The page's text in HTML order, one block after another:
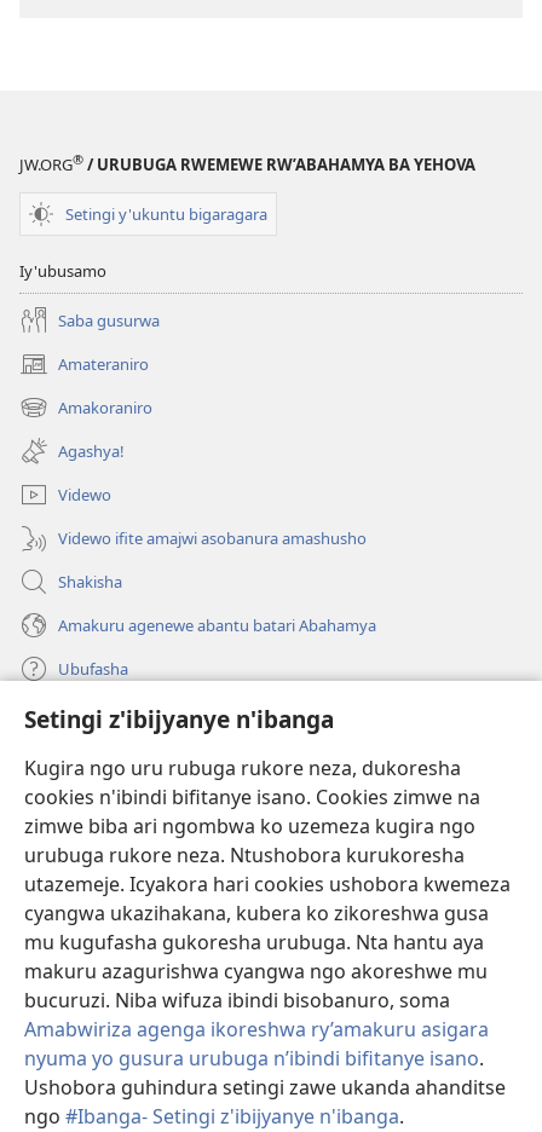
Setingi z'ibijyanye n'ibanga
Kugira ngo uru rubuga rukore neza, dukoresha
cookies n'ibindi bifitanye isano. Cookies zimwe na
zimwe biba ari ngombwa ko uzemeza kugira ngo
urubuga rukore neza. Ntushobora kurukoresha
utazemeje. Icyakora hari cookies ushobora kwemeza
cyangwa ukazihakana, kubera ko zikoreshwa gusa
mu kugufasha gukoresha urubuga. Nta hantu aya
makuru azagurishwa cyangwa ngo akoreshwe mu
bucuruzi. Niba wifuza ibindi bisobanuro, soma
Amabwiriza agenga ikoreshwa ry’amakuru asigara
nyuma yo gusura urubuga n’ibindi bifitanye isano.
Ushobora guhindura setingi zawe ukanda ahanditse
ngo #Ibanga- Setingi z'ibijyanye n'ibanga.
JW.ORG® / URUBUGA RWEMEWE RW’ABAHAMYA BA YEHOVA
Setingi y'ukuntu bigaragara
Iy'ubusamo
Saba gusurwa
Amateraniro
(ifungukire
ahandi)Amakoraniro
(ifungukire
ahandi)Agashya!
Videwo
Videwo ifite amajwi asobanura amashusho
Shakisha
Amakuru agenewe abantu batari Abahamya
Ubufasha
Gutanga impano
(ifungukire
ahandi)
Isomero ryo kuri interineti rya Watchtower
(ifungukire
ahandi)
JW Hub
(ifungukire
ahandi)
Porogaramu yaJW Library
Watchtower Library
Copyright© 2026 Watch Tower Bible and Tract Society of Pennsylvania.
AMATEGEKO AGENGA IMIKORESHEREZE |IBIJYANYE N'IBANGA